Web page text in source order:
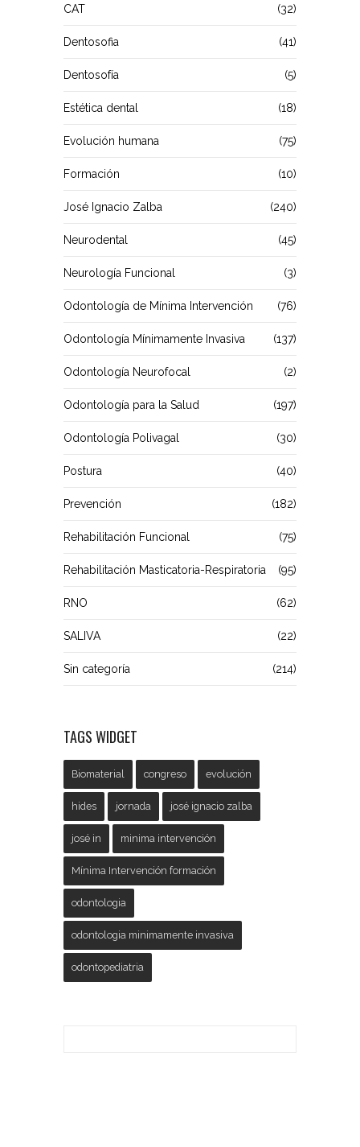
CAT (32)
Dentosofia (41)
Dentosofía (5)
Estética dental (18)
Evolución humana (75)
Formación (10)
José Ignacio Zalba (240)
Neurodental (45)
Neurología Funcional (3)
Odontología de Mínima Intervención (76)
Odontología Mínimamente Invasiva (137)
Odontología Neurofocal (2)
Odontología para la Salud (197)
Odontología Polivagal (30)
Postura (40)
Prevención (182)
Rehabilitación Funcional (75)
Rehabilitación Masticatoria-Respiratoria (95)
RNO (62)
SALIVA (22)
Sin categoría (214)
TAGS WIDGET
Biomaterial congreso evolución
hides jornada josé ignacio zalba
josé in minima intervención
Mínima Intervención formación
odontologia
odontologia minimamente invasiva
odontopediatria